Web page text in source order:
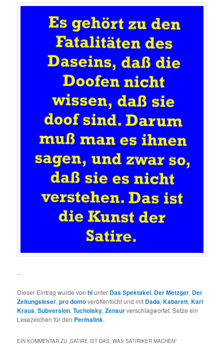
..
Dieser Eintrag wurde vonhlunter Das Spektakel, Der Metzger, Der
Zeitungsleser,pro domoveröffentlicht und mit Dada,Kabarett,Karl
Kraus,Subversion,Tucholsky,Zensurverschlagwortet. Setze ein
Lesezeichen für den Permalink.
EIN KOMMENTAR ZU „SATIRE IST DAS, WAS SATIRIKER MACHEN“